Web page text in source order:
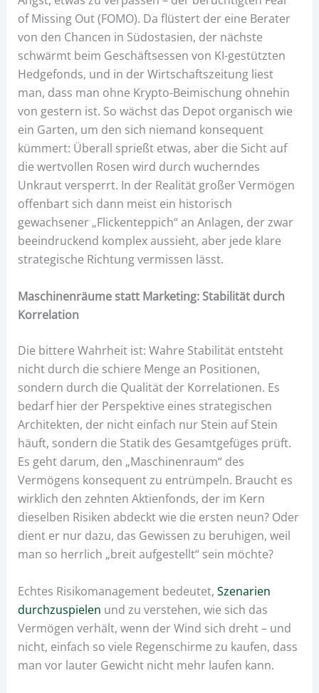
of Missing Out (FOMO). Da flüstert der eine Berater
von den Chancen in Südostasien, der nächste
schwärmt beim Geschäftsessen von KI-gestützten
Hedgefonds, und in der Wirtschaftszeitung liest
man, dass man ohne Krypto-Beimischung ohnehin
von gestern ist. So wächst das Depot organisch wie
ein Garten, um den sich niemand konsequent
kümmert: Überall sprießt etwas, aber die Sicht auf
die wertvollen Rosen wird durch wucherndes
Unkraut versperrt. In der Realität großer Vermögen
offenbart sich dann meist ein historisch
gewachsener „Flickenteppich“ an Anlagen, der zwar
beeindruckend komplex aussieht, aber jede klare
strategische Richtung vermissen lässt.
Maschinenräume statt Marketing: Stabilität durch
Korrelation
Die bittere Wahrheit ist: Wahre Stabilität entsteht
nicht durch die schiere Menge an Positionen,
sondern durch die Qualität der Korrelationen. Es
bedarf hier der Perspektive eines strategischen
Architekten, der nicht einfach nur Stein auf Stein
häuft, sondern die Statik des Gesamtgefüges prüft.
Es geht darum, den „Maschinenraum“ des
Vermögens konsequent zu entrümpeln. Braucht es
wirklich den zehnten Aktienfonds, der im Kern
dieselben Risiken abdeckt wie die ersten neun? Oder
dient er nur dazu, das Gewissen zu beruhigen, weil
man so herrlich „breit aufgestellt“ sein möchte?
Echtes Risikomanagement bedeutet, Szenarien
durchzuspielen und zu verstehen, wie sich das
Vermögen verhält, wenn der Wind sich dreht – und
nicht, einfach so viele Regenschirme zu kaufen, dass
man vor lauter Gewicht nicht mehr laufen kann.